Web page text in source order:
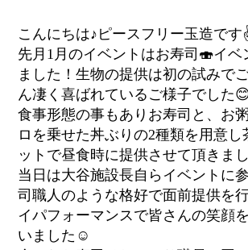
こんにちは♪ピースフリー玉造です
先月1月のイベントはお寿司🍣イベ
ました！生物の提供は初の試みで
ん凄く喜ばれているご様子でした
食事形態の事もありお寿司と、お
ロを乗せた丼ぶりの2種類を用意し
ットで昼食時に提供させて頂きまし
当日は大谷施設長自らイベントに
司職人のような格好で面前提供を
イパフォーマンスで皆さんの笑顔
いました☺️